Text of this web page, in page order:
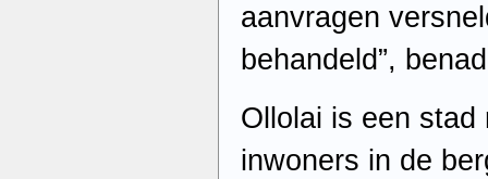
aanvragen
behandeld”,
Ollolai is een stad
inwoners in de